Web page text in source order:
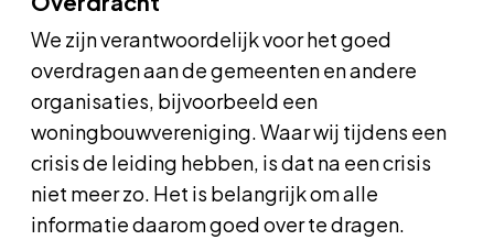
We zijn verantwoordelijk voor het goed
overdragen aan de gemeenten en andere
organisaties, bijvoorbeeld een
woningbouwvereniging. Waar wij tijdens een
crisis de leiding hebben, is dat na een crisis
niet meer zo. Het is belangrijk om alle
informatie daarom goed over te dragen.